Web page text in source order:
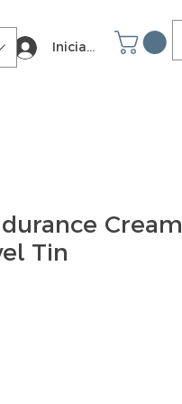
Iniciar sesión
Cream
Tin